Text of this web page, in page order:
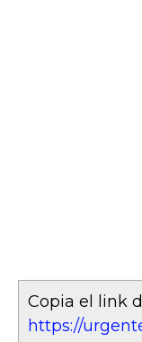
Copia el link
https://